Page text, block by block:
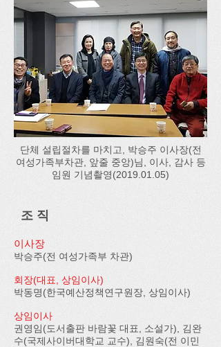
단체 설립절차를 마치고, 박승주 이사장(전
여성가족부차관, 앞줄 중앙)님, 이사, 감사 등
임원 기념촬영(2019.01.05)
조 직
이사장
박승주(전 여성가족부 차관)
회장(대표, 상임이사)
박동명(한국예산정책연구원장, 상임이사)
상임이사
권영임(도서출판 바람꽃 대표, 소설가), 김완
수(국제사이버대학교 교수), 김원숙(전 이민